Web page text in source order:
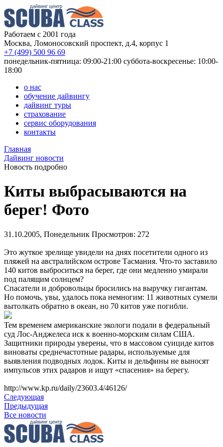
Работаем с 2001 года
Москва, Ломоносовский проспект, д.4, корпус 1
+7 (499) 500 96 69
понедельник-пятница: 09:00-21:00 суббота-воскресенье: 10:00-
18:00
о нас
обучение дайвингу
дайвинг туры
страхование
сервис оборудования
контакты
Главная
Дайвинг новости
Новость подробно
Киты выбрасываются на
берег! Фото
31.10.2005, Понедельник Просмотров: 272
Это жуткое зрелище увидели на днях посетители одного из
пляжей на австралийском острове Тасмания. Что-то заставило
140 китов выброситься на берег, где они медленно умирали
под палящим солнцем?
Спасатели и добровольцы бросились на выручку гигантам.
Но помочь, увы, удалось пока немногим: 11 животных сумели
вытолкать обратно в океан, но 70 китов уже погибли.
Тем временем американские экологи подали в федеральный
суд Лос-Анджелеса иск к военно-морским силам США.
Защитники природы уверены, что в массовом суициде китов
виноваты среднечастотные радары, используемые для
выявления подводных лодок. Киты и дельфины не выносят
импульсов этих радаров и ищут «спасения» на берегу.
http://www.kp.ru/daily/23603.4/46126/
Следующая
Предыдущая
Все новости